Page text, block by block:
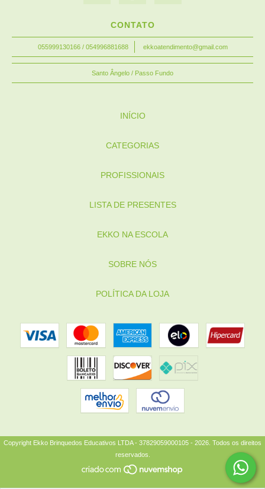
CONTATO
055999130166 / 054996881688 ekkoatendimento@gmail.com
Santo Ângelo / Passo Fundo
INÍCIO
CATEGORIAS
PROFISSIONAIS
LISTA DE PRESENTES
EKKO NA ESCOLA
SOBRE NÓS
POLÍTICA DA LOJA
Copyright Ekko Brinquedos Educativos LTDA - 37829059000105 - 2026. Todos os direitos
reservados.